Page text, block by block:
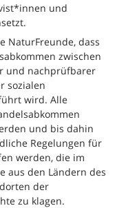
und
NaturFreunde, dass
zwischen
und nachprüfbarer
sozialen
wird. Alle
und bis dahin
Regelungen für
werden, die im
aus den Ländern des
der
zu klagen.